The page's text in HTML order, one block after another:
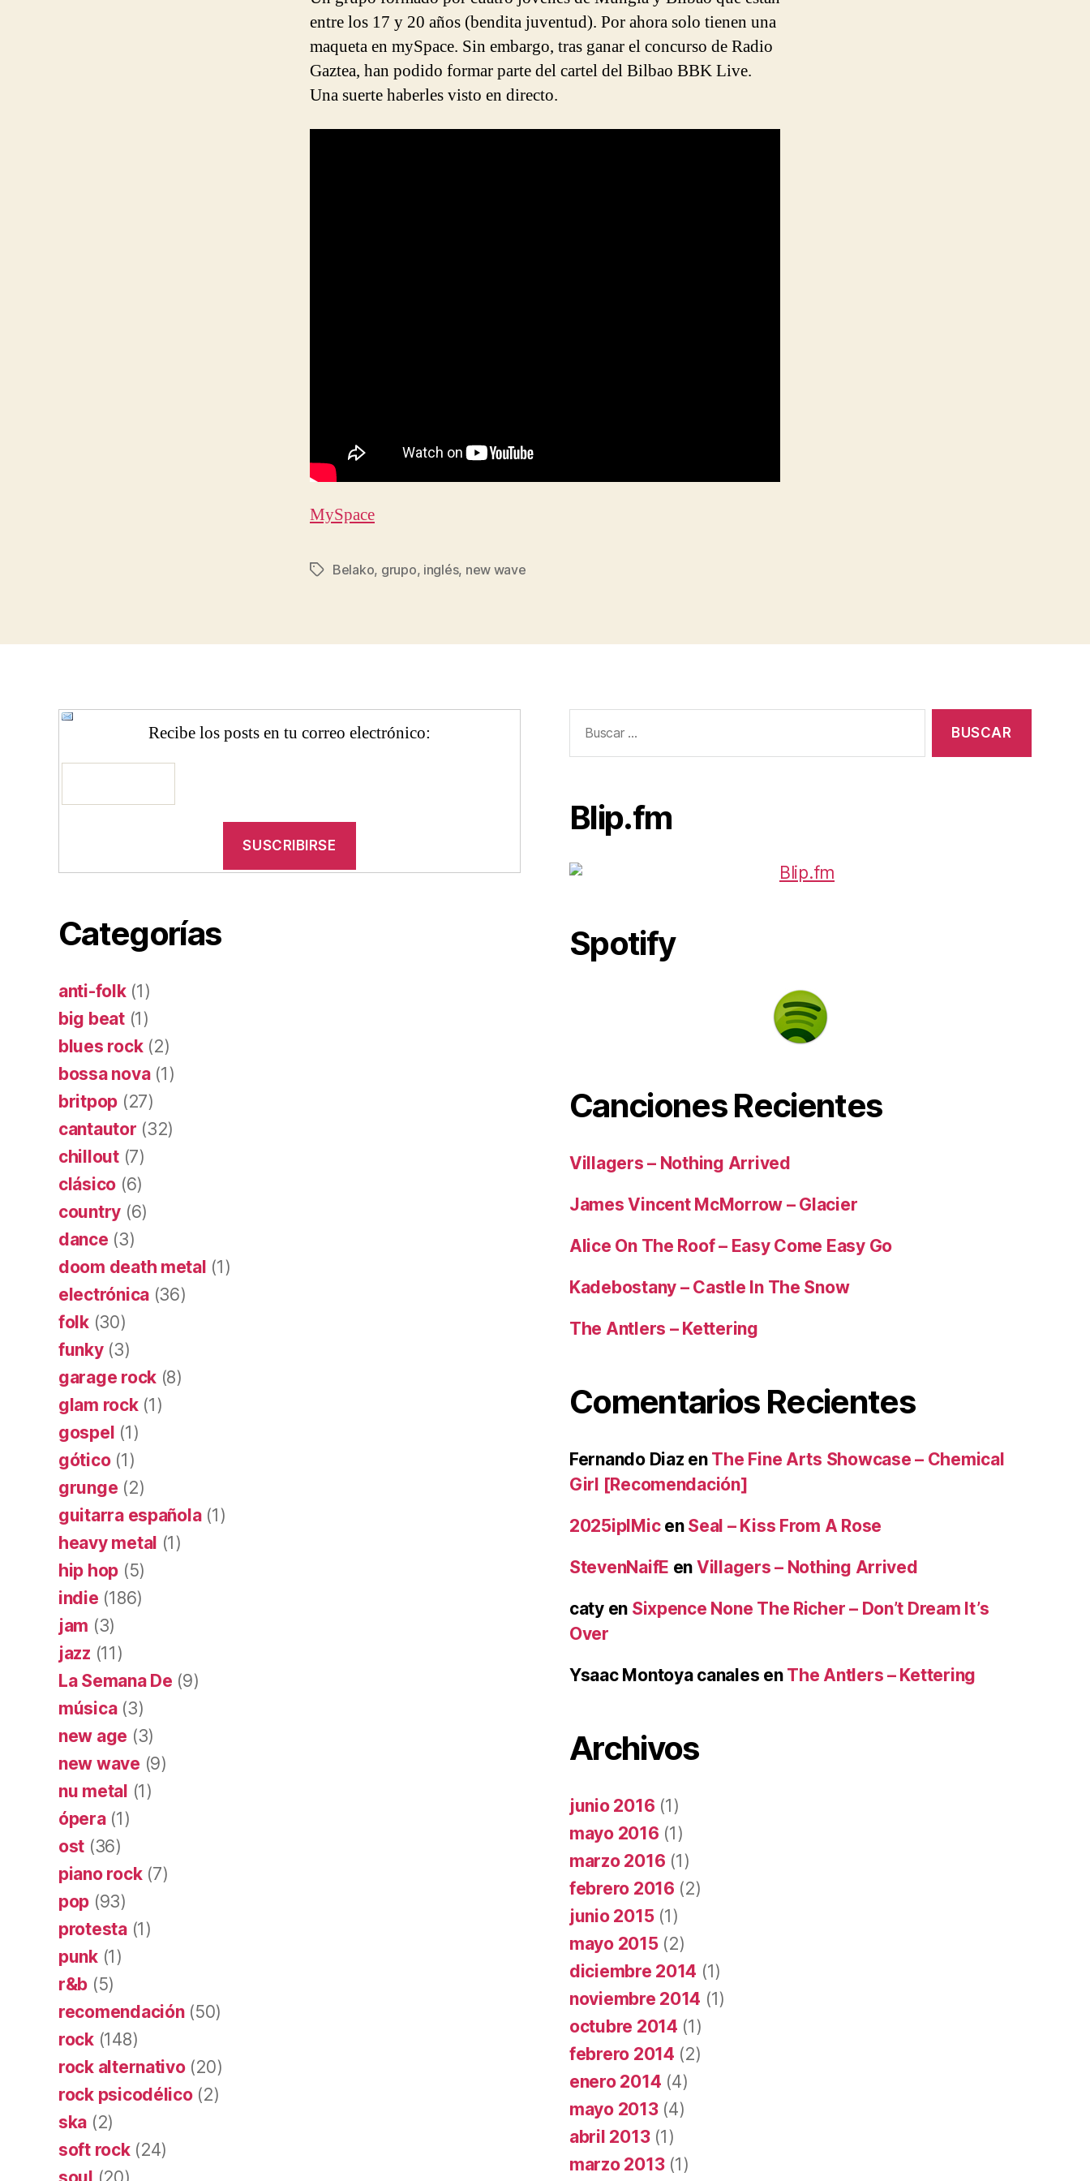
entre los 17 y 20 años (bendita juventud). Por ahora solo tienen una
maqueta en mySpace. Sin embargo, tras ganar el concurso de Radio
Gaztea, han podido formar parte del cartel del Bilbao BBK Live.
Una suerte haberles visto en directo.
MySpace
Etiquetas
Belako, grupo, inglés, new wave
Recibe los posts en tu correo electrónico:
Categorías
anti-folk(1)
big beat(1)
blues rock(2)
bossa nova(1)
britpop (27)
cantautor (32)
chillout(7)
clásico (6)
country (6)
dance (3)
doom death metal (1)
electrónica (36)
folk(30)
funky(3)
garage rock (8)
glam rock(1)
gospel (1)
gótico(1)
grunge (2)
guitarra española(1)
heavy metal (1)
hip hop (5)
indie (186)
jam (3)
jazz (11)
La Semana De (9)
música(3)
new age (3)
new wave (9)
nu metal (1)
ópera(1)
ost (36)
piano rock(7)
pop (93)
protesta(1)
punk(1)
r&b (5)
recomendación(50)
rock(148)
rock alternativo(20)
rock psicodélico(2)
ska (2)
soft rock(24)
Blip.fm
Spotify
Canciones Recientes
Villagers – Nothing Arrived
James Vincent McMorrow – Glacier
Alice On The Roof – Easy Come Easy Go
Kadebostany – Castle In The Snow
The Antlers – Kettering
Comentarios Recientes
Fernando Diaz en The Fine Arts Showcase – Chemical
Girl [Recomendación]
2025iplMicen Seal – Kiss From A Rose
StevenNaifE en Villagers – Nothing Arrived
catyen Sixpence None The Richer – Don’t Dream It’s
Over
Ysaac Montoya canales en The Antlers – Kettering
Archivos
junio 2016 (1)
mayo 2016 (1)
marzo 2016 (1)
febrero 2016 (2)
junio 2015(1)
mayo 2015(2)
diciembre 2014 (1)
noviembre 2014 (1)
octubre 2014 (1)
febrero 2014 (2)
enero 2014 (4)
mayo 2013(4)
abril 2013(1)
marzo 2013(1)